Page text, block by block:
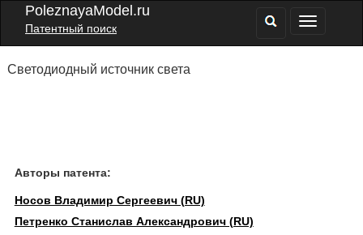
PoleznayaModel.ru
Патентный поиск
Светодиодный источник света
Авторы патента:
Носов Владимир Сергеевич (RU)
Петренко Станислав Александрович (RU)